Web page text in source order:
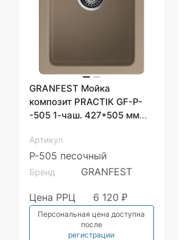
GRANFEST Мойка
композит PRACTIK GF-P-
-505 1-чаш. 427*505 мм
Артикул
P-505 песочный
Бренд GRANFEST
Цена РРЦ 6 120 ₽
Персональная цена доступна
после
регистрации